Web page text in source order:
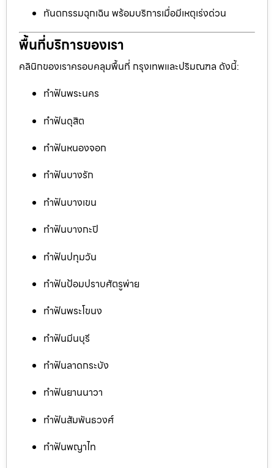
ทันตกรรมฉุกเฉิน พร้อมบริการเมื่อมีเหตุเร่งด่วน
พื้นที่บริการของเรา
คลินิกของเราครอบคลุมพื้นที่ กรุงเทพและปริมณฑล ดังนี้:
ทำฟันพระนคร
ทำฟันดุสิต
ทำฟันหนองจอก
ทำฟันบางรัก
ทำฟันบางเขน
ทำฟันบางกะปิ
ทำฟันปทุมวัน
ทำฟันป้อมปราบศัตรูพ่าย
ทำฟันพระโขนง
ทำฟันมีนบุรี
ทำฟันลาดกระบัง
ทำฟันยานนาวา
ทำฟันสัมพันธวงศ์
ทำฟันพญาไท